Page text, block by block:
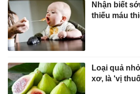
Nhận biết
thiếu máu
Loại quả
xơ, là 'vị